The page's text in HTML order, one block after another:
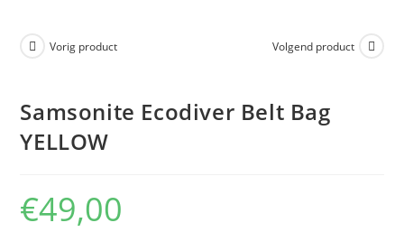
Vorig product Volgend product
Samsonite Ecodiver Belt Bag
YELLOW
€49,00